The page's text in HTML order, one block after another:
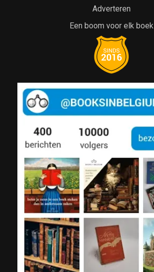
Adverteren
Een boom voor elk boek